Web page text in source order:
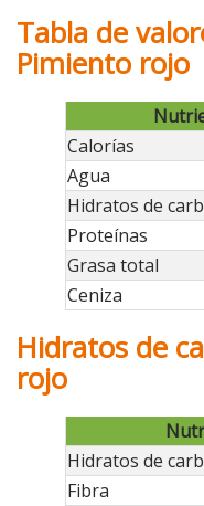
Tabla de
Pimiento rojo
Calorías
Agua
Hidratos de
Proteínas
Grasa total
Ceniza
Hidratos de
rojo
Hidratos de
Fibra